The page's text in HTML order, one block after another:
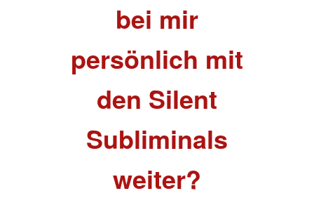
bei mir
persönlich mit
den Silent
Subliminals
weiter?